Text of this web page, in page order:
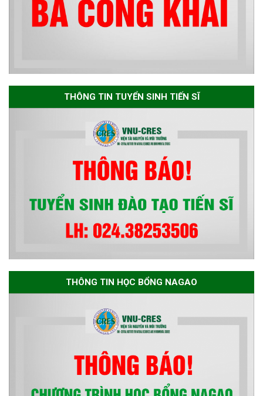
ngành Môi trường và phát triển
bền vững đợt 1 năm 2026
The International Conference
EME 2026 on “Earth, Mine and
Environmental Sciences for the
Advancement of Strategic
Technologies and
Infrastructure Development”
THÔNG TIN TUYỂN SINH TIẾN SĨ
THÔNG TIN HỌC BỔNG NAGAO